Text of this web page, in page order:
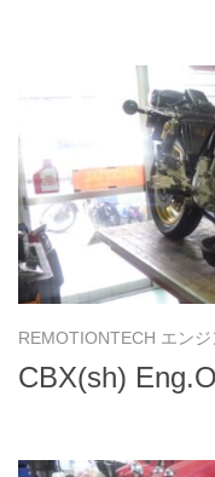
REMOTIONTECH エン
CBX(sh)